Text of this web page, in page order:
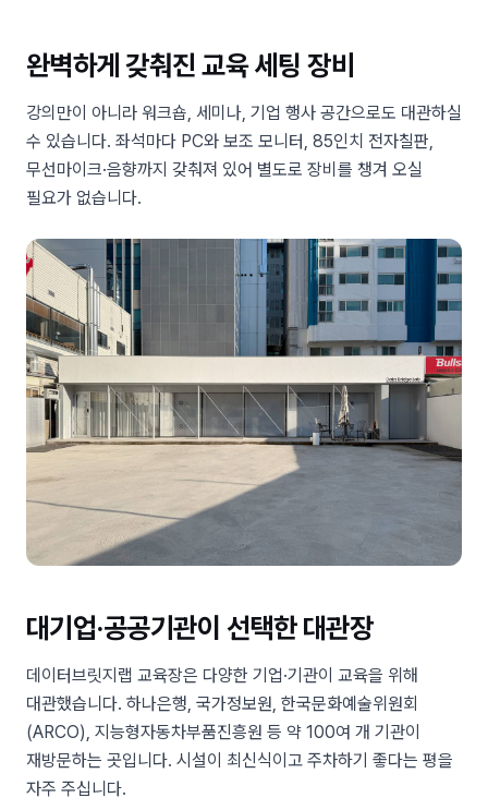
완벽하게 갖춰진 교육 세팅 장비
강의만이 아니라 워크숍, 세미나, 기업 행사 공간으로도 대관하실
수 있습니다. 좌석마다 PC와 보조 모니터, 85인치 전자칠판,
무선마이크·음향까지 갖춰져 있어 별도로 장비를 챙겨 오실
필요가 없습니다.
대기업·공공기관이 선택한 대관장
데이터브릿지랩 교육장은 다양한 기업·기관이 교육을 위해
대관했습니다. 하나은행, 국가정보원, 한국문화예술위원회
(ARCO), 지능형자동차부품진흥원 등 약 100여 개 기관이
재방문하는 곳입니다. 시설이 최신식이고 주차하기 좋다는 평을
자주 주십니다.